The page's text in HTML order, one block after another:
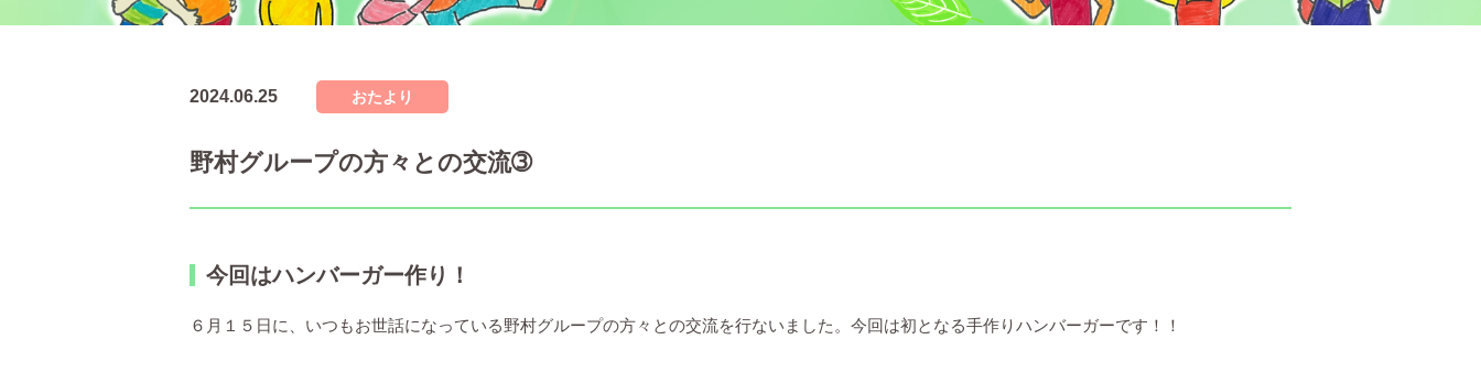
2024.06.25 おたより
野村グループの方々との交流➂
今回はハンバーガー作り！
６月１５日に、いつもお世話になっている野村グループの方々との交流を行ないました。今回は初となる手作りハンバーガーです！！